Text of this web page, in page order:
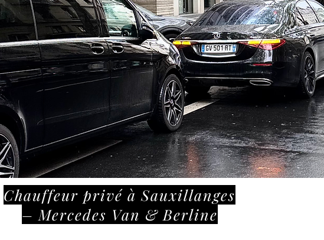
Chauffeur privé à Sauxillanges
– Mercedes Van & Berline